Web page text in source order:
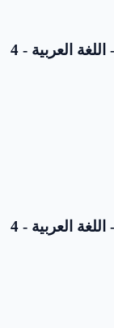
الموضوع رقم 56 - فرض الفصل الثاني - اللغة العربية - 4
الموضوع رقم 55 - فرض الفصل الثاني - اللغة العربية - 4